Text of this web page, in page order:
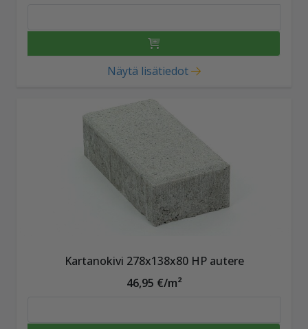
Näytä lisätiedot
Kartanokivi 278x138x80 HP autere
46,95 €/m²